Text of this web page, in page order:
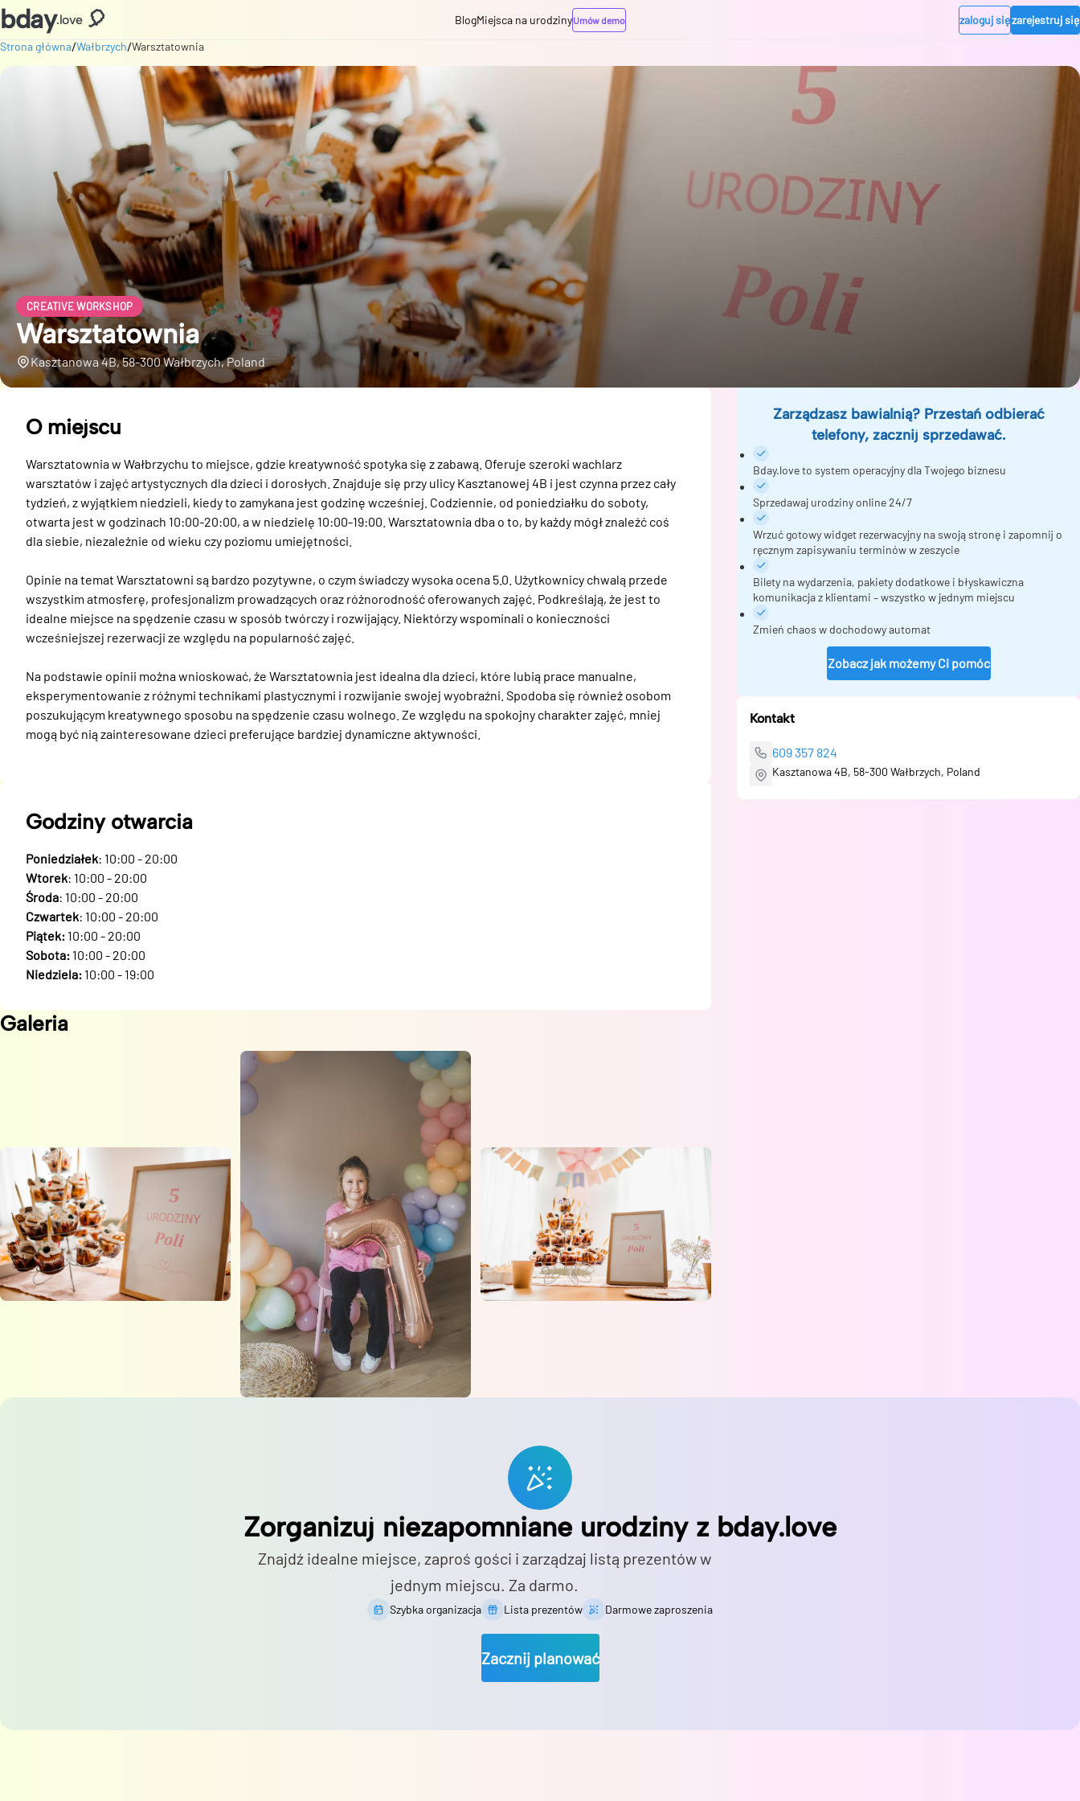
bday.love 🎈 BlogMiejsca na urodzinyUmów demo zaloguj sięzarejestruj się
Strona główna/Wałbrzych/Warsztatownia
CREATIVE WORKSHOP
Warsztatownia
Kasztanowa 4B, 58-300 Wałbrzych, Poland
O miejscu
Warsztatownia w Wałbrzychu to miejsce, gdzie kreatywność spotyka się z zabawą. Oferuje szeroki wachlarz
warsztatów i zajęć artystycznych dla dzieci i dorosłych. Znajduje się przy ulicy Kasztanowej 4B i jest czynna przez cały
tydzień, z wyjątkiem niedzieli, kiedy to zamykana jest godzinę wcześniej. Codziennie, od poniedziałku do soboty,
otwarta jest w godzinach 10:00-20:00, a w niedzielę 10:00-19:00. Warsztatownia dba o to, by każdy mógł znaleźć coś
dla siebie, niezależnie od wieku czy poziomu umiejętności.
Opinie na temat Warsztatowni są bardzo pozytywne, o czym świadczy wysoka ocena 5.0. Użytkownicy chwalą przede
wszystkim atmosferę, profesjonalizm prowadzących oraz różnorodność oferowanych zajęć. Podkreślają, że jest to
idealne miejsce na spędzenie czasu w sposób twórczy i rozwijający. Niektórzy wspominali o konieczności
wcześniejszej rezerwacji ze względu na popularność zajęć.
Na podstawie opinii można wnioskować, że Warsztatownia jest idealna dla dzieci, które lubią prace manualne,
eksperymentowanie z różnymi technikami plastycznymi i rozwijanie swojej wyobraźni. Spodoba się również osobom
poszukującym kreatywnego sposobu na spędzenie czasu wolnego. Ze względu na spokojny charakter zajęć, mniej
mogą być nią zainteresowane dzieci preferujące bardziej dynamiczne aktywności.
Godziny otwarcia
Poniedziałek: 10:00 - 20:00
Wtorek: 10:00 - 20:00
Środa: 10:00 - 20:00
Czwartek: 10:00 - 20:00
Piątek: 10:00 - 20:00
Sobota: 10:00 - 20:00
Niedziela: 10:00 - 19:00
Galeria
Zarządzasz bawialnią? Przestań odbierać
telefony, zacznij sprzedawać.
Bday.love to system operacyjny dla Twojego biznesu
Sprzedawaj urodziny online 24/7
Wrzuć gotowy widget rezerwacyjny na swoją stronę i zapomnij o
ręcznym zapisywaniu terminów w zeszycie
Bilety na wydarzenia, pakiety dodatkowe i błyskawiczna
komunikacja z klientami – wszystko w jednym miejscu
Zmień chaos w dochodowy automat
Zobacz jak możemy Ci pomóc
Kontakt
609 357 824
Kasztanowa 4B, 58-300 Wałbrzych, Poland
Zorganizuj niezapomniane urodziny z bday.love
Znajdź idealne miejsce, zaproś gości i zarządzaj listą prezentów w
jednym miejscu. Za darmo.
Szybka organizacja Lista prezentów Darmowe zaproszenia
Zacznij planować